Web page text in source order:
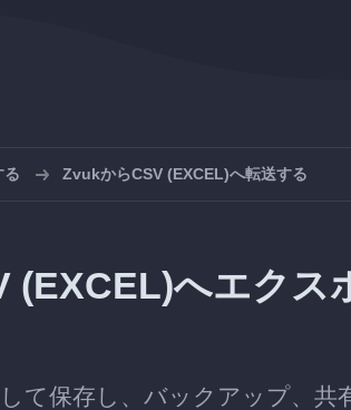
る ZvukからCSV (EXCEL)へ転送する
(EXCEL)へエクス
て保存し、バックアップ、共